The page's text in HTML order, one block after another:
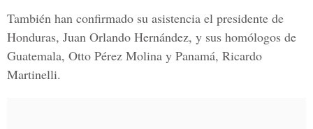
También han confirmado su asistencia el presidente de
Honduras, Juan Orlando Hernández, y sus homólogos de
Guatemala, Otto Pérez Molina y Panamá, Ricardo
Martinelli.